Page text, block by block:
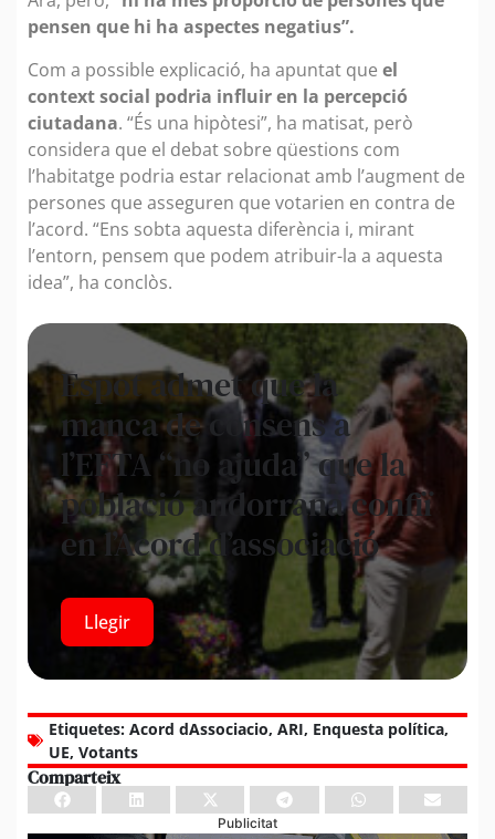
pensen que hi ha aspectes negatius”.
Com a possible explicació, ha apuntat que el
context social podria influir en la percepció
ciutadana. “És una hipòtesi”, ha matisat, però
considera que el debat sobre qüestions com
l’habitatge podria estar relacionat amb l’augment de
persones que asseguren que votarien en contra de
l’acord. “Ens sobta aquesta diferència i, mirant
l’entorn, pensem que podem atribuir-la a aquesta
idea”, ha conclòs.
Espot admet que la
manca de consens a
l’EFTA “no ajuda” que la
població andorrana confiï
en l’Acord d’associació
Llegir
Etiquetes: Acord dAssociacio, ARI, Enquesta política,
UE, Votants
Comparteix
Publicitat